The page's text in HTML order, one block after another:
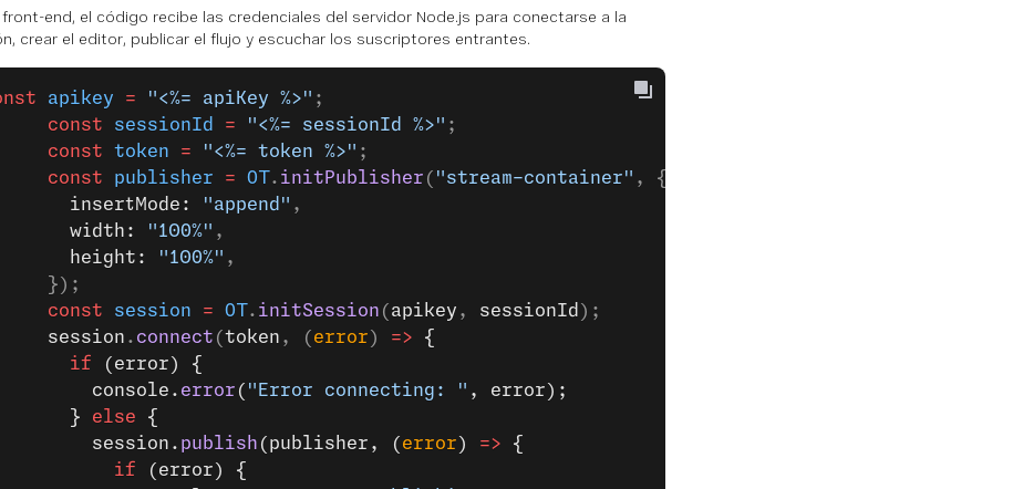
front-end, el código recibe las credenciales del servidor Node.js para conectarse a la
crear el editor, publicar el flujo y escuchar los suscriptores entrantes.
apikey = "<%= apiKey %>" ;
const
sessionId = "<%= sessionId %>" ;
const
token = "<%= token %>" ;
const
publisher = OT. initPublisher ( "stream-container" , {
insertMode:
"append" ,
width:
"100%" ,
height:
"100%" ,
});
const
session = OT. initSession ( apikey , sessionId );
session
. connect (token , ( error ) => {
if
(error) {
console.
error ( "Error connecting: " , error);
}
else {
session.
publish (publisher, ( error ) => {
if
(error) {